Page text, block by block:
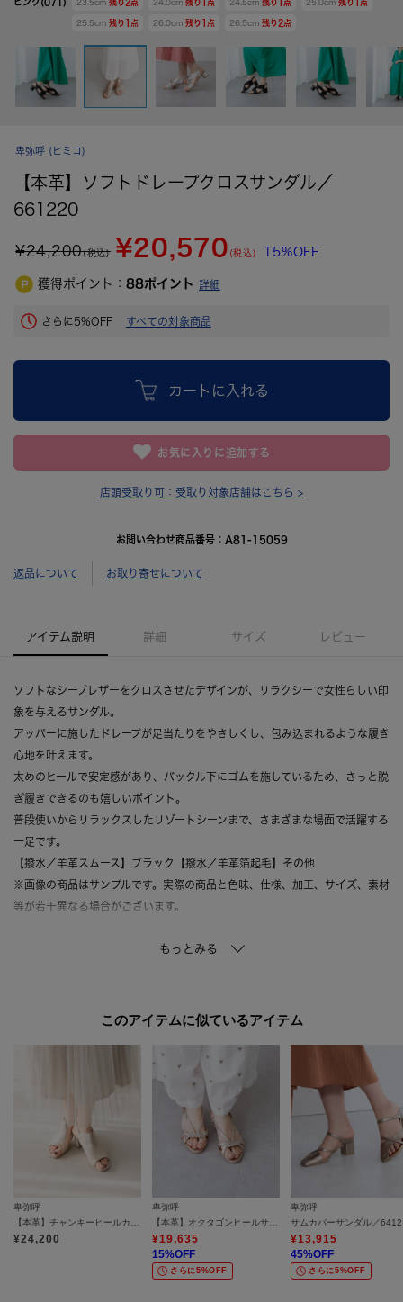
23.5cm 残り2点 24.0cm 残り 点 24.5cm 残り 点 25.0cm 残り 点
25.5cm 残り 点 26.0cm 残り 点 26.5cm 残り2点
卑弥呼 (ヒミコ)
【本革】ソフトドレープクロスサンダル／
661220
¥24,200(税込) ¥20,570 (税込) 15%OFF
獲得ポイント： 88ポイント 詳細
さらに5%OFF すべての対象商品
カートに入れる
お気に入りに追加する
店頭受取り可： 受取り対象店舗はこちら >
お問い合わせ商品番号： A81-15059
返品について お取り寄せについて
アイテム説明 詳細 サイズ レビュー
ソフトなシープレザーをクロスさせたデザインが、リラクシーで女性らしい印
象を与えるサンダル。
アッパーに施したドレープが足当たりをやさしくし、包み込まれるような履き
心地を叶えます。
太めのヒールで安定感があり、バックル下にゴムを施しているため、さっと脱
ぎ履きできるのも嬉しいポイント。
普段使いからリラックスしたリゾートシーンまで、さまざまな場面で活躍する
一足です。
【撥水／羊革スムース】ブラック【撥水／羊革箔起毛】その他
※画像の商品はサンプルです。実際の商品と色味、仕様、加工、サイズ、素材
等が若干異なる場合がございます。
・抗菌防臭中敷き（抗菌防臭加工を施した中敷きを使用しています。
・ALL WEATHER（撥水仕様）
【スタッフ着用コメント】
◆Fさん
＜足幅：ふつう ／ 内反小趾気味＞
＜着用サイズ：23．5cm／着用状況：素足／サイズ感：ぴったり＞
サンダルながら足全体にフィット感があり、脱げにくい履き心地。
安定感が高く、長時間の着用も安心です。
このアイテムに似ているアイテム
卑弥呼
【本革】チャンキーヒールカバードサンダル／653203
¥24,200
卑弥呼
【本革】オクタゴンヒールサンダル／661213
¥19,635
15%OFF
さらに5%OFF
卑弥呼
サムカバーサンダル／
¥13,915
45%OFF
さらに5%OFF